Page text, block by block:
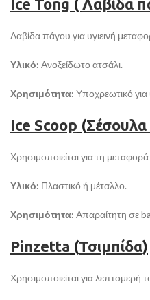
Ice Tong ( Λαβίδα
Λαβίδα πάγου για υγιεινή
Υλικό: Ανοξείδωτο ατσάλι.
Χρησιμότητα: Υποχρεωτικό για
Ice Scoop (
Χρησιμοποιείται για τη
Υλικό: Πλαστικό ή μέταλλο.
Χρησιμότητα: Απαραίτητη σε
Pinzetta (Τσιμπίδα)
Χρησιμοποιείται για λεπτομερή